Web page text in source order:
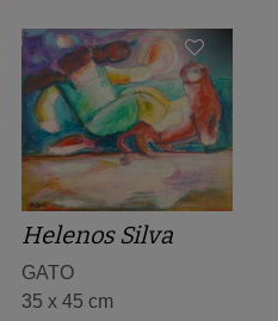
Helenos Silva
GATO
35 x 45 cm